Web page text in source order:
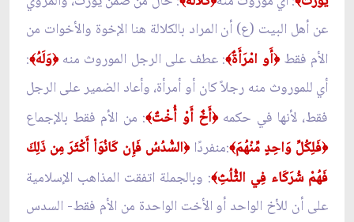
عن أهل البيت (ع) أن المراد بالكلالة هنا الإخوة والأخوات من
الأم فقط﴿أَو امْرَأَةٌ﴾: عطف على الرجل الموروث منه﴿وَلَهُ﴾:
أي للموروث منه رجلاً كان أو أمرأة، وأعاد الضمير على الرجل
فقط، لأنها في حكمه﴿أَخٌ أَوْ أُخْتٌ﴾: من الأم فقط بالإجماع
﴿فَلِكُلِّ وَاحِدٍ مِّنْهُمَ﴾:منفردًا﴿السُّدُسُ فَإِن كَانُوَاْ أَكْثَرَ مِن ذَلِكَ
فَهُمْ شُرَكَاء فِي الثُّلُثِ﴾: وبالجملة اتفقت المذاهب الإسلامية
على أن للأخ الواحد أو الأخت الواحدة من الأم فقط- السدس